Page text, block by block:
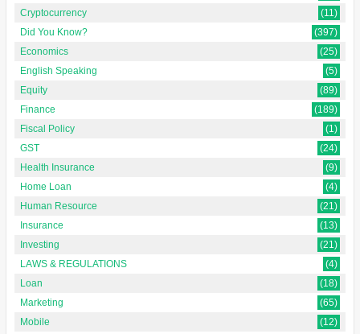
Cryptocurrency
(11)
Did You Know?
(397)
Economics
(25)
English Speaking
(5)
Equity
(89)
Finance
(189)
Fiscal Policy
(1)
GST
(24)
Health Insurance
(9)
Home Loan
(4)
Human Resource
(21)
Insurance
(13)
Investing
(21)
LAWS & REGULATIONS
(4)
Loan
(18)
Marketing
(65)
Mobile
(12)